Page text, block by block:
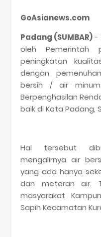
GoAsianews.com
Padang (SUMBAR)-
oleh Pemerintah
peningkatan
dengan
bersih / air minum
Berpenghasilan
baik di Kota Padang,
Hal tersebut
mengalirnya air
yang ada hanya
dan meteran air.
masyarakat
Sapih Kecamatan